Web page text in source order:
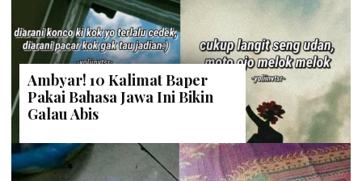
Ambyar! 10 Kalimat Baper
Pakai Bahasa Jawa Ini Bikin
Galau Abis